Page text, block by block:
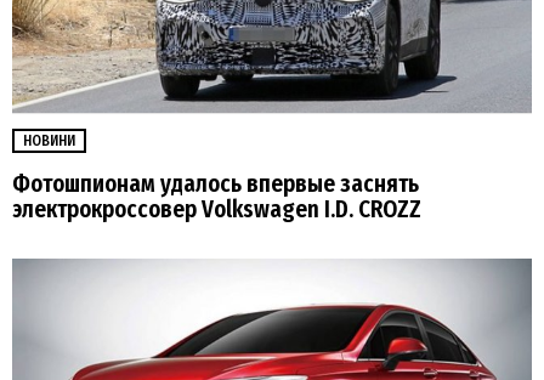
НОВИНИ
Фотошпионам удалось впервые заснять
электрокроссовер Volkswagen I.D. CROZZ